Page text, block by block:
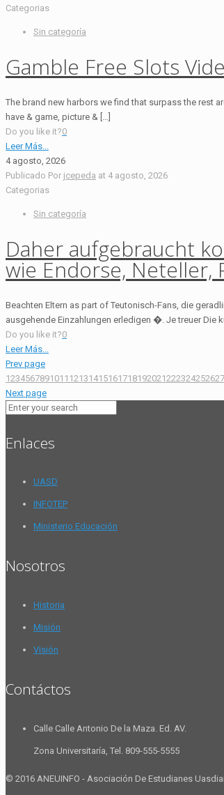
Categorias
Sin categoría
Gamble Free Slots
The brand new harbors we find that surpass the rest
have & game, picture & […]
Do you like it?0
Leer Más...
4 agosto, 2026
Publicado Por jcepeda at 4 agosto, 2026
Categorias
Sin categoría
Daher aufgebraucht
wie Endorse,
Beachten Eltern as part of Teutonisch-Fans, die
ausgehende Einzahlungen erledigen �. Je treuer Die
Do you like it?0
Leer Más...
Prev page
1234567891011 12131415161718192021222324252627
Next page
Enlaces
UASD
INFOTEP
Ministerio Educación
Nosotros
Historia
Misión
Visión
Contáctos
Calle Calle Antonio De la Maza. Ed. AV.
Zona Universitaría, Tel. 809-555-5555
© 2016 ANEUINFO - Asociación De Estudianes